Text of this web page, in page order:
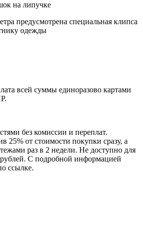
на липучке
предусмотрена специальная клипса
одежды
всей суммы единоразово картами
без комиссии и переплат.
25% от стоимости покупки сразу, а
раз в 2 недели. Не доступно для
С подробной информацией
ссылке.